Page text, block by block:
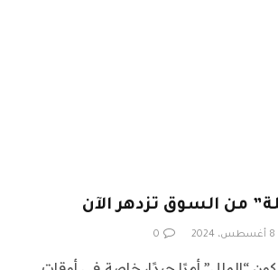
من السوق تزدهر الآن
8 أغسطس، 2024 0